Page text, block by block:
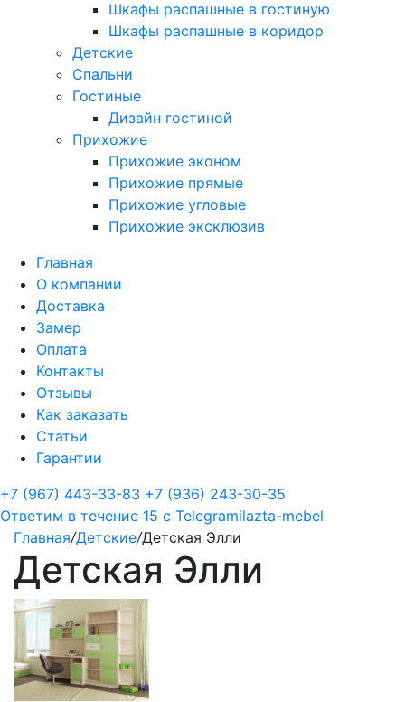
Шкафы распашные в гостиную
Шкафы распашные в коридор
Детские
Спальни
Гостиные
Дизайн гостиной
Прихожие
Прихожие эконом
Прихожие прямые
Прихожие угловые
Прихожие эксклюзив
Главная
О компании
Доставка
Замер
Оплата
Контакты
Отзывы
Как заказать
Статьи
Гарантии
+7 (967) 443-33-83 +7 (936) 243-30-35
Ответим в течение 15 с Telegramilazta-mebel
Главная/Детские/Детская Элли
Детская Элли